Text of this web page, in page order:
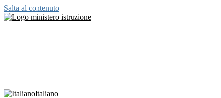
Salta al contenuto
Italiano